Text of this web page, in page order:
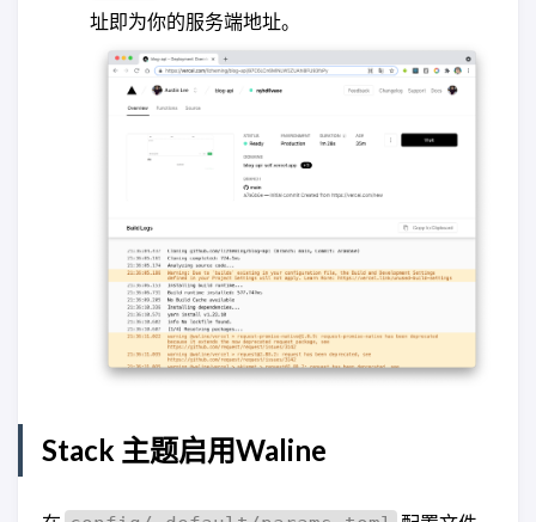
址即为你的服务端地址。
Stack 主题启用Waline